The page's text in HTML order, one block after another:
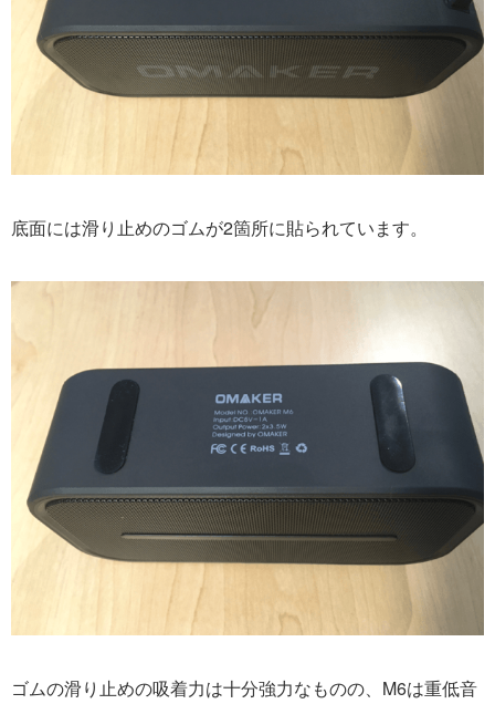
底面には滑り止めのゴムが2箇所に貼られています。
ゴムの滑り止めの吸着力は十分強力なものの、M6は重低音